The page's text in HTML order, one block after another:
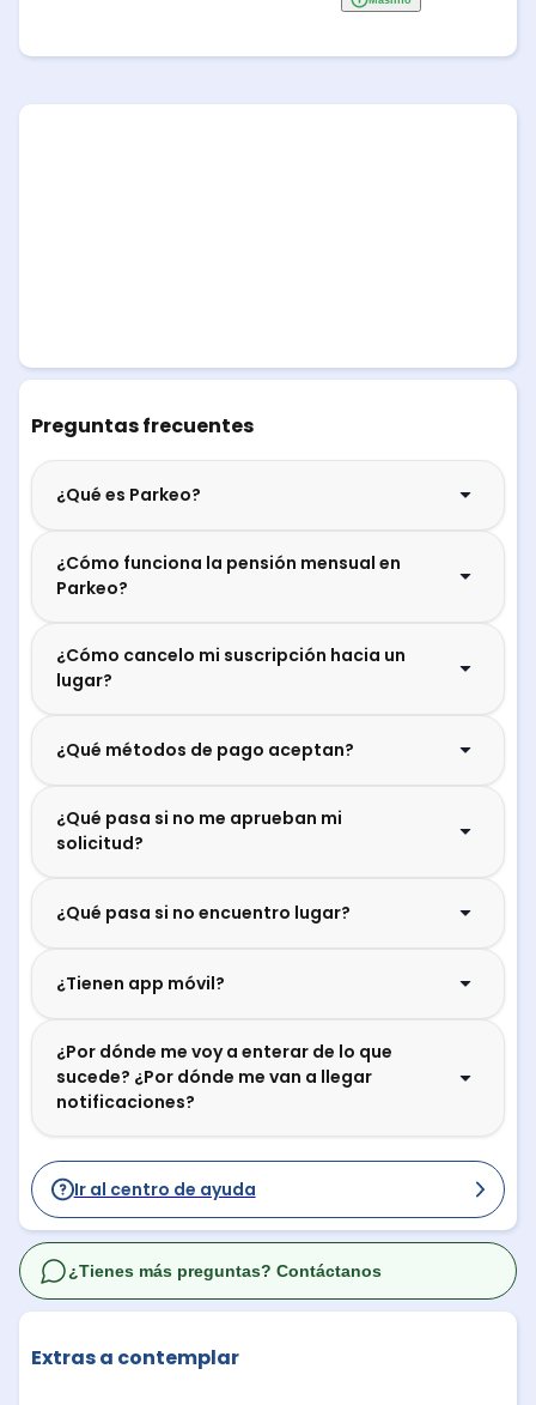
Preguntas frecuentes
¿Qué es Parkeo?
¿Cómo funciona la pensión mensual en
Parkeo?
¿Cómo cancelo mi suscripción hacia un
lugar?
¿Qué métodos de pago aceptan?
¿Qué pasa si no me aprueban mi
solicitud?
¿Qué pasa si no encuentro lugar?
¿Tienen app móvil?
¿Por dónde me voy a enterar de lo que
sucede? ¿Por dónde me van a llegar
notificaciones?
Ir al centro de ayuda
Extras a contemplar
¿Tienes más preguntas? Contáctanos